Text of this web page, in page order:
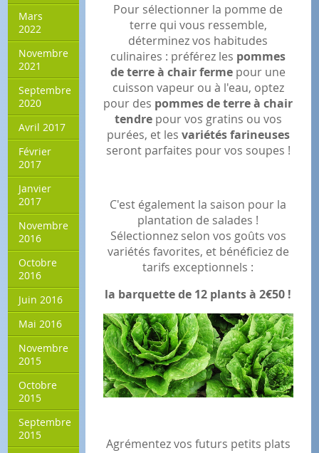
Mars
2022
Novembre
2021
Septembre
2020
Avril 2017
Février
2017
Janvier
2017
Novembre
2016
Octobre
2016
Juin 2016
Mai 2016
Novembre
2015
Octobre
2015
Septembre
2015
Pour sélectionner la pomme de
terre qui vous ressemble,
déterminez vos habitudes
culinaires : préférez les pommes
de terre à chair ferme pour une
cuisson vapeur ou à l'eau, optez
pour des pommes de terre à chair
tendrepour vos gratins ou vos
purées, et les variétés farineuses
seront parfaites pour vos soupes !
C'est également la saison pour la
plantation de salades !
Sélectionnez selon vos goûts vos
variétés favorites, et bénéficiez de
tarifs exceptionnels :
la barquette de 12 plants à 2€50 !
Agrémentez vos futurs petits plats